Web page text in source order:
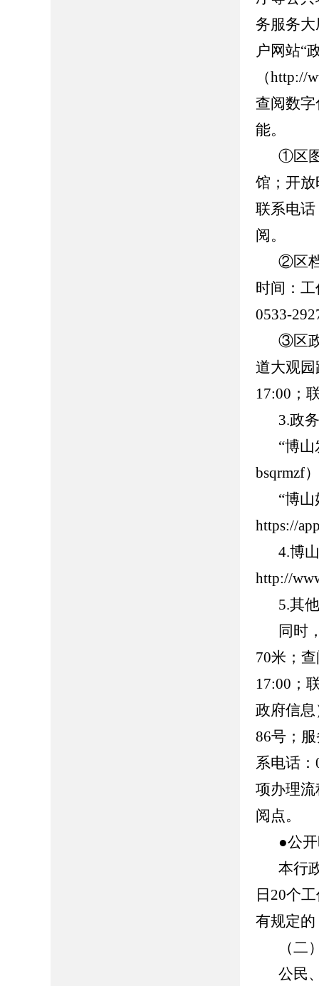
务服务
户网站“
（http://
查阅数
能。
①区
馆；开
联系电话
阅。
②区
时间：
0533-
③区
道大观
17:00；
3.政
“博
bsqrmzf
“博
https://
4.博
http://
5.其
同时
70米；
17:00；
政府信
86号；
系电话
项办理
阅点。
●公
本行
日20个
有规定
（二
公民